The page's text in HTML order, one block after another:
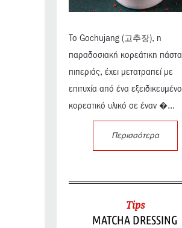
Το Gochujang (고추장), η
παραδοσιακή κορεάτικη πάστα
πιπεριάς, έχει μετατραπεί με
επιτυχία από ένα εξειδικευμένο
κορεατικό υλικό σε έναν �...
Περισσότερα
Tips
MATCHA DRESSING